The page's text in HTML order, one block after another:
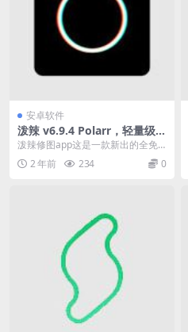
安卓软件
泼辣 v6.9.4 Polarr，轻量级的
手机P图软件，解锁专业版
泼辣修图app这是一款新出的全免
费的轻量级的手机P图软件，泼辣修
图app免费版就...
2 年前 234 0